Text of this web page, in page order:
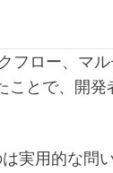
ロー、マ
とで、開発
実用的な問